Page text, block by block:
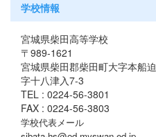
学校情報
宮城県柴田高等学校
〒989-1621
宮城県柴田郡柴田町大字本船迫
字十八津入7-3
TEL : 0224-56-3801
FAX : 0224-56-3803
学校代表メール